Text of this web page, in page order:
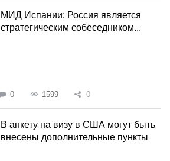
МИД Испании: Россия является
стратегическим собеседником...
0 1599 0
В анкету на визу в США могут быть
внесены дополнительные пункты